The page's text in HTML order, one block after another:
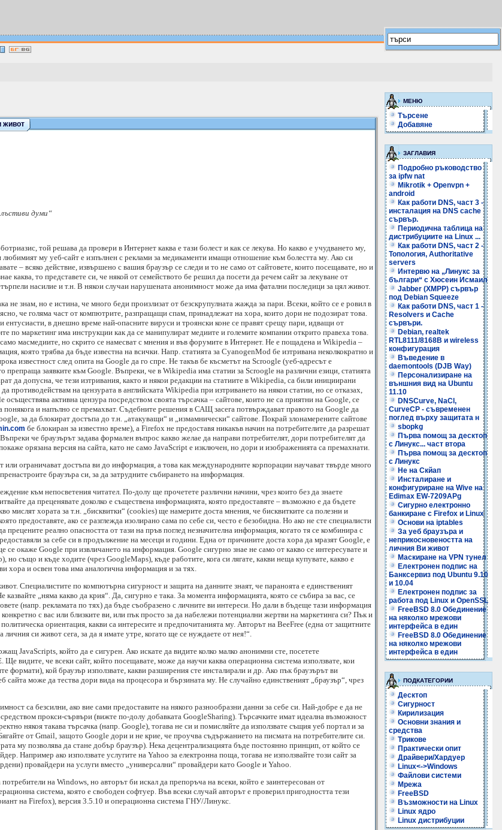
живот
думи“
той решава да провери в Интернет каква е тази болест и как се лекува. Но какво е учудването му,
му уеб-сайт е изпълнен с реклами за медикаменти имащи отношение към болестта му. Ако си
– всяко действие, извършено с вашия браузър се следи и то не само от сайтовете, които посещавате, но и
каква, то представете си, че някой от семейството бе решил да посети да речем сайт за лекуване от
насилие и т.н. В някои случаи нарушената анонимност може да има фатални последици за цял живот.
не знам, но е истина, че много беди произлизат от безскрупулната жажда за пари. Всеки, който се е ровил в
че голяма част от компютрите, разпращащи спам, принадлежат на хора, които дори не подозират това.
ентусиасти, в днешно време най-опасните вируси и троянски коне се правят срещу пари, идващи от
по маркетинг има инструкции как да се манипулират медиите и големите компании открито правеха това.
масмедиите, но скрито се намесват с мнения и във форумите в Интернет. Не е пощадена и Wikipedia –
която трябва да бъде известна на всички. Напр. статията за CyanogenMod бе изтривана неколкократно и
известност след опита на Google да го спре. Не такъв бе късметът на Scroogle (уеб-адресът е
препраща заявките към Google. Въпреки, че в Wikipedia има статии за Scroogle на различни езици, статията
да допусна, че тези изтривания, както и някои редакции на статиите в Wikipedia, са били инициирани
противодействам на цензурата в английската Wikipedia при изтриването на някои статии, но се отказах,
активна цензура посредством своята търсачка – сайтове, които не са приятни на Google, се
понякога и напълно се премахват. Съдебните решения в САЩ засега потвърждават правото на Google да
за да блокират достъпа до т.н. „атакуващи“ и „измамнически“ сайтове. Покрай злонамерените сайтове
бе блокиран за известно време), a Firefox не предоставя никакъв начин на потребителите да разрешат
че браузърът задава формален въпрос какво желае да направи потребителят, дори потребителят да
орязана версия на сайта, като не само JavaScript е изключен, но дори и изображенията са премахнати.
или ограничават достъпа ви до информация, а това как международните корпорации научават твърде много
браузъра си, за да затрудните събирането на информация.
към непосветения читател. По-долу ще прочетете различни начини, чрез които без да знаете
да преценявате доколко е съществена информацията, която предоставяте – възможно е да бъдете
мислят хората за т.н. „бисквитки“ (cookies) ще намерите доста мнения, че бисквитките са полезни и
предоставяте, ако се разглежда изолирано сама по себе си, често е безобидна. Но ако не сте специалисти
реално опасността от тази на пръв поглед незначителна информация, когато тя се комбинира с
за себе си в продължение на месеци и години. Една от причините доста хора да мразят Google, е
окаже Google при извличането на информация. Google сигурно знае не само от какво се интересувате и
също и къде ходите (чрез GoogleMaps), къде работите, кога си лягате, какви неща купувате, какво е
хора и освен това има аналогична информация и за тях.
Специалистите по компютърна сигурност и защита на данните знаят, че параноята е единственият
„няма какво да крия“. Да, сигурно е така. За момента информацията, която се събира за вас, се
(напр. рекламата по тях) да бъде съобразено с личните ви интереси. Но дали в бъдеще тази информация
с вас или близките ви, или пък просто за да набележи потенциални жертви на маркетинга си? Пък и
ориентация, какви са интересите и предпочитанията му. Авторът на BeeFree (една от защитните
си живот сега, за да я имате утре, когато ще се нуждаете от нея!“.
JavaScripts, който да е сигурен. Ако искате да видите колко малко анонимни сте, посетете
видите, че всеки сайт, който посещавате, може да научи каква операционна система използвате, кои
формати), кой браузър използвате, какви разширения сте инсталирали и др. Ако пък браузърът ви
може да тества дори вида на процесора и бързината му. Не случайно единственият „браузър“, чрез
са безсилни, ако вие сами предоставите на някого разнообразни данни за себе си. Най-добре е да не
прокси-сървъри (вижте по-долу добавката GoogleSharing). Търсачките имат идеална възможност
някоя такава търсачка (напр. Google), тогава не си и помисляйте да използвате същия уеб портал и за
от Gmail, защото Google дори и не крие, че проучва съдържанието на писмата на потребителите си.
му позволява да стане добър браузър). Нека децентрализацията бъде постоянно принцип, от който се
Например ако използвате услугите на Yahoo за електронна поща, тогава не използвайте този сайт за
провайдери на услуги вместо „универсални“ провайдери като Google и Yahoo.
на Windows, но авторът би искал да препоръча на всеки, който е заинтересован от
система, която е свободен софтуер. Във всеки случай авторът е проверил пригодността тези
на Firefox), версия 3.5.10 и операционна система ГНУ/Линукс.
МЕНЮ
Търсене
Добавяне
ЗАГЛАВИЯ
Подробно ръководство
за ipfw nat
Mikrotik + Openvpn +
android
Как работи DNS, част 3 -
инсталация на DNS cache
сървър.
Периодична таблица на
дистрибуциите на Linux ...
Как работи DNS, част 2 -
Топология, Authoritative
servers
Интервю на „Линукс за
българи“ с Хюсеин Исмаил
Jabber (XMPP) сървър
под Debian Squeeze
Как работи DNS, част 1 -
Resolvers и Cache
сървъри.
Debian, realtek
RTL8111/8168B и wireless
конфигурация
Въведение в
daemontools (DJB Way)
Персонализиране на
външния вид на Ubuntu
11.10
DNSCurve, NaCl,
CurveCP - съвременен
поглед върху защитата н
sbopkg
Първа помощ за десктоп
с Линукс... част втора
Първа помощ за десктоп
с Линукс
Не на Скйап
Инсталиране и
конфигуриране на Wive на
Edimax EW-7209APg
Сигурно електронно
банкиране с Firefox и Linux
Основи на iptables
За уеб браузъра и
неприкосновеността на
личния Ви живот
Маскиране на VPN тунел
Електронен подпис на
Банксервиз под Ubuntu 9.10
и 10.04
Електронен подпис за
работа под Linux и OpenSSL
FreeBSD 8.0 Обединение
на няколко мрежови
интерфейса в един
FreeBSD 8.0 Обединение
на няколко мрежови
интерфейса в един
ПОДКАТЕГОРИИ
Десктоп
Сигурност
Кирилизация
Основни знания и
средства
Трикове
Практически опит
Драйвери/Хардуер
Linux<->Windows
Файлови системи
Мрежа
FreeBSD
Възможности на Linux
Linux ядро
Linux дистрибуции